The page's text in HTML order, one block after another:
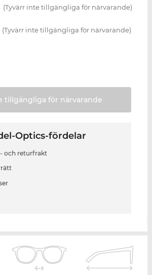
(Tyvärr inte tillgängliga för närvarande)
(Tyvärr inte tillgängliga för närvarande)
tillgängliga för närvarande
Optics-fördelar
och returfrakt